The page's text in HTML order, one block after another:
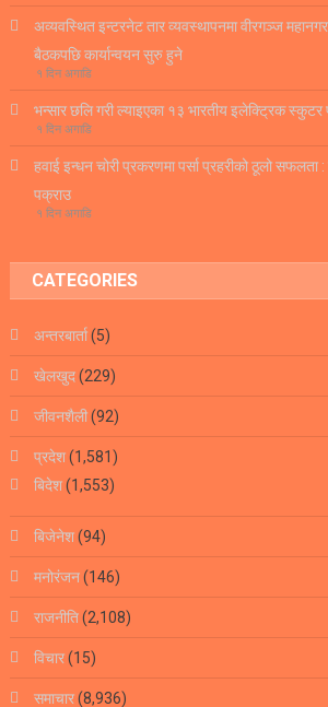
अव्यवस्थित इन्टरनेट तार व्यवस्थापनमा वीरगञ्ज
बैठकपछि कार्यान्वयन सुरु हुने
१ दिन अगाडि
भन्सार छलि गरी ल्याइएका १३ भारतीय इलेक्ट्रिक स्कुटर
१ दिन अगाडि
हवाई इन्धन चोरी प्रकरणमा पर्सा प्रहरीको ठूलो
पक्राउ
१ दिन अगाडि
CATEGORIES
अन्तरबार्ता(5)
खेलखुद(229)
जीवनशैली(92)
प्रदेश(1,581)
बिदेश(1,553)
बिजेनेश(94)
मनोरंजन(146)
राजनीति(2,108)
विचार(15)
समाचार(8,936)